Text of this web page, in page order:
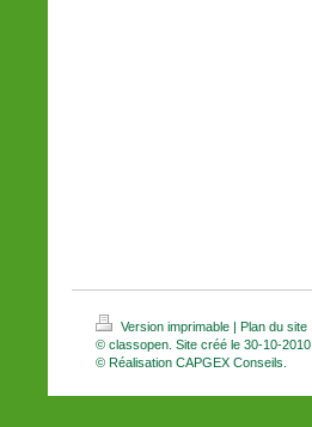
Version imprimable | Plan du site
© classopen. Site créé le 30-10-2010.
© Réalisation CAPGEX Conseils.